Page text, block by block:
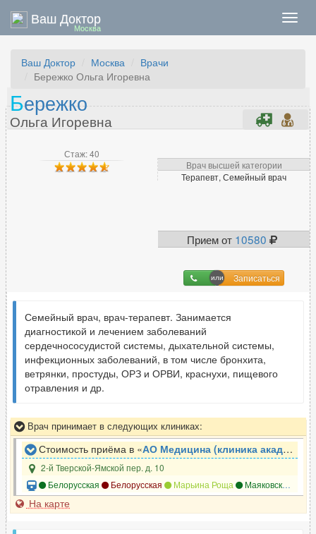
Ваш Доктор
Москва
Ваш Доктор Москва
Врачи
Бережко Ольга Игоревна
Стаж: 40
Врач высшей категории
Терапевт, Семейный врач
Прием от 10580
Записаться
Бережко
Ольга Игоревна
Семейный врач, врач-терапевт. Занимается
диагностикой и лечением заболеваний
сердечнососудистой системы, дыхательной системы,
инфекционных заболеваний, в том числе бронхита,
ветрянки, простуды, ОРЗ и ОРВИ, краснухи, пищевого
отравления и др.
Врач принимает в следующих клиниках:
Стоимость приёма в «АО Медицина (клиника академика Ройтберга)
2-й Тверской-Ямской пер. д. 10
Белорусская
Белорусская Марьина Роща Маяковская
На карте